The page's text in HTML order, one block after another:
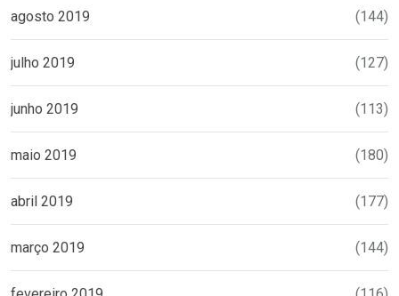
agosto 2019 (144)
julho 2019 (127)
junho 2019 (113)
maio 2019 (180)
abril 2019 (177)
março 2019 (144)